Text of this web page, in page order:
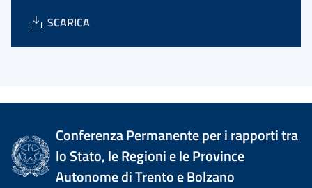
SCARICA
Conferenza Permanente per i rapporti tra
lo Stato, le Regioni e le Province
Autonome di Trento e Bolzano